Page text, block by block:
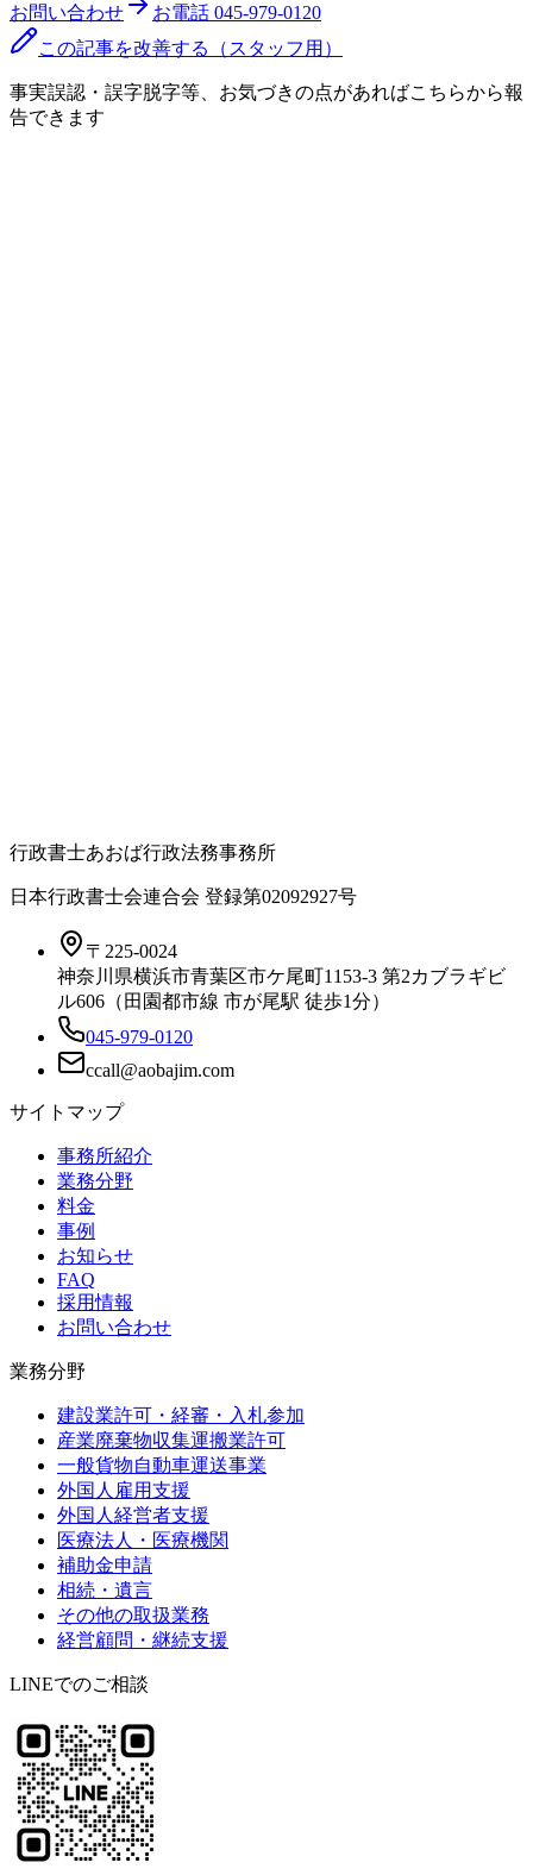
お問い合わせ お電話 045-979-0120
この記事を改善する（スタッフ用）
事実誤認・誤字脱字等、お気づきの点があればこちらから報
告できます
行政書士あおば行政法務事務所
日本行政書士会連合会 登録第02092927号
〒225-0024
神奈川県横浜市青葉区市ケ尾町1153-3 第2カブラギビ
ル606（田園都市線 市が尾駅 徒歩1分）
045-979-0120
サイトマップ
事務所紹介
業務分野
料金
事例
お知らせ
FAQ
採用情報
お問い合わせ
業務分野
建設業許可・経審・入札参加
産業廃棄物収集運搬業許可
一般貨物自動車運送事業
外国人雇用支援
外国人経営者支援
医療法人・医療機関
補助金申請
相続・遺言
その他の取扱業務
経営顧問・継続支援
LINEでのご相談